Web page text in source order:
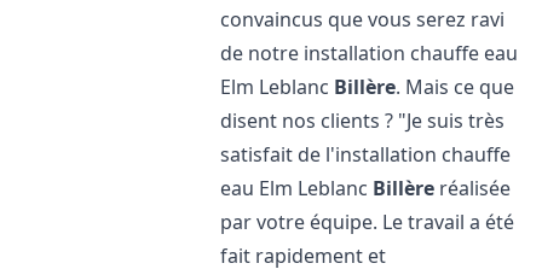
convaincus que vous serez ravi
de notre installation chauffe eau
Elm Leblanc Billère. Mais ce que
disent nos clients ? "Je suis très
satisfait de l'installation chauffe
eau Elm Leblanc Billère réalisée
par votre équipe. Le travail a été
fait rapidement et